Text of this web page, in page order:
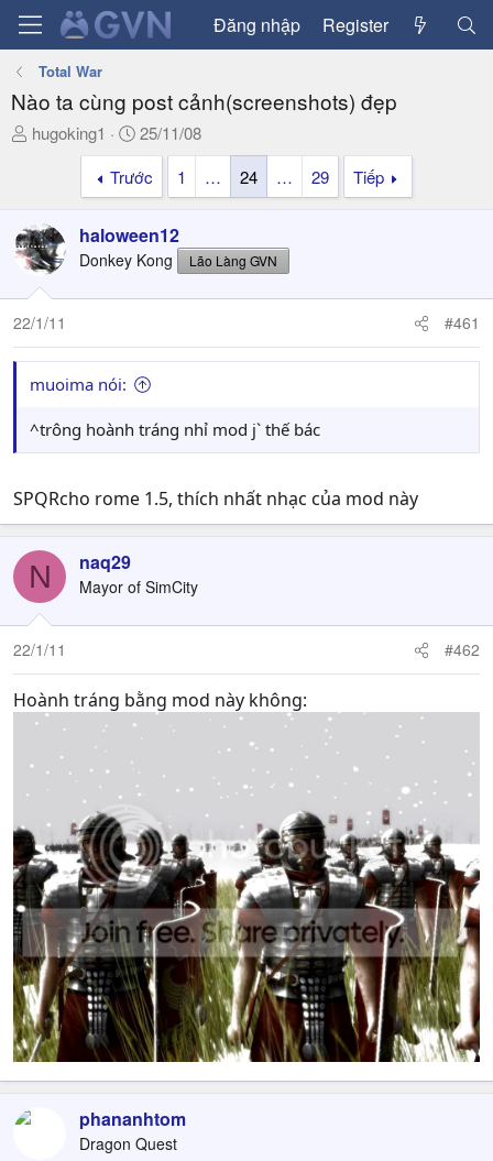
Đăng nhập Register
Total War
Nào ta cùng post cảnh(screenshots) đẹp
T
a
d
s
t
a
t
e
hugoking1
N
g
à
y
ử
i
25/11/08
Trước
1 … 24 … 29 Tiếp
haloween12
Donkey Kong Lão Làng GVN
22/1/11 #461
muoima nói:
^trông hoành tráng nhỉ mod j` thế bác
SPQRcho rome 1.5, thích nhất nhạc của mod này
N naq29
Mayor of SimCity
22/1/11 #462
Hoành tráng bằng mod này không:
phananhtom
Dragon Quest